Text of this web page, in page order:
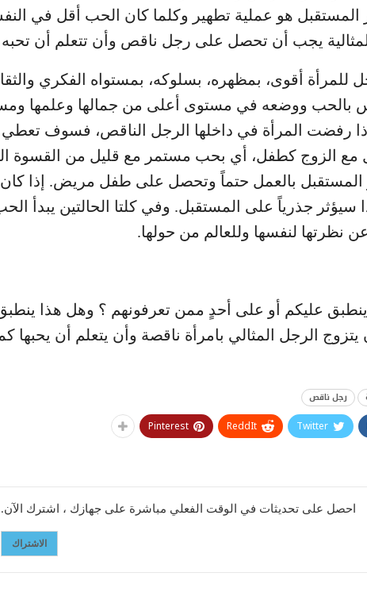
المستقبل هو عملية تطهير وكلما كان الحب أقل في
المثالية يجب أن تحصل على رجل ناقص وأن تتعلم أن
للمرأة أقوى، بمظهره، بسلوكه، بمستواه الفكري
بالحب ووضعه في مستوى أعلى من جمالها وعلمها
رفضت المرأة في داخلها الرجل الناقص، فسوف تعطي
مع الزوج كطفل، أي بحب مستمر مع قليل من القسوة
المستقبل بالعمل حتماً وتحصل على طفل مريض. إذا
سيؤثر جذرياً على المستقبل. وفي كلتا الحالتين يبدأ
عن نظرتها لنفسها وللعالم من حولها.
عليكم أو على أحدٍ ممن تعرفونهم ؟ وهل هذا
الرجل المثالي بامرأة ناقصة وأن يتعلم أن يحبها
رجل ناقص
Twitter
ReddIt
Pinterest
احصل على تحديثات في الوقت الفعلي مباشرة على جهازك ، اشترك الآن.
الاشتراك